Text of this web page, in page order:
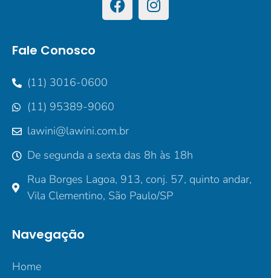
Fale Conosco
(11) 3016-0600
(11) 95389-9060
lawini@lawini.com.br
De segunda a sexta das 8h às 18h
Rua Borges Lagoa, 913, conj. 57, quinto andar,
Vila Clementino, São Paulo/SP
Navegação
Home